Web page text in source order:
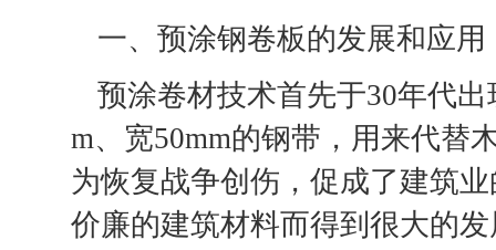
一、预涂钢卷板的发展和应用
预涂卷材技术首先于30年代
m、宽50mm的钢带，用来代替
为恢复战争创伤，促成了建筑
价廉的建筑材料而得到很大的